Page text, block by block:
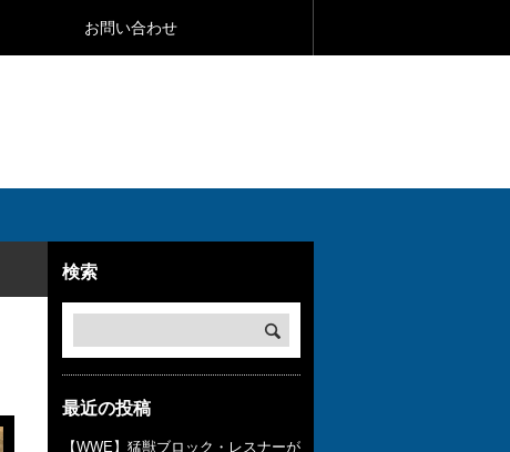
お問い合わせ
検索
最近の投稿
【WWE】猛獣ブロック・レスナーが